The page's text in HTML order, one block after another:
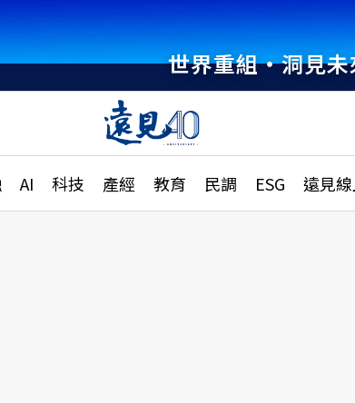
世界重組・洞見
AI 科技 產經 教育 民調 ESG 遠見
國際
特輯
大學升學、職涯攻略
縣市施政調查全解析